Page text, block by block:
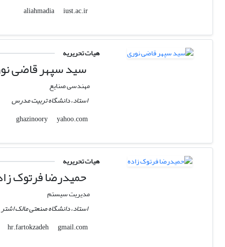
aliahmadia
iust.ac.ir
هیات تحریریه
سید سپهر قاضی
مهندسی صنایع
استاد، دانشگاه تربیت مدرس
ghazinoory
yahoo.com
هیات تحریریه
حمیدرضا فرتوک
مدیریت سیستم
استاد، دانشگاه صنعتی مالک اشتر
hr.fartokzadeh
gmail.com